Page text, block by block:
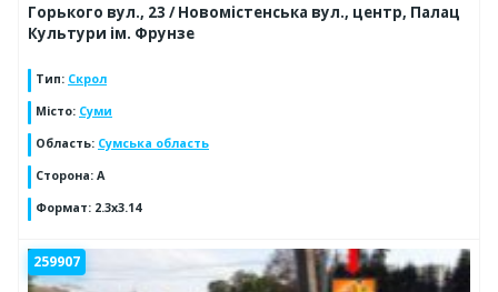
Горького вул., 23 / Новомістенська вул., центр, Палац
Культури ім. Фрунзе
Тип: Скрол
Місто: Суми
Область: Сумська область
Сторона: A
Формат: 2.3x3.14
259907